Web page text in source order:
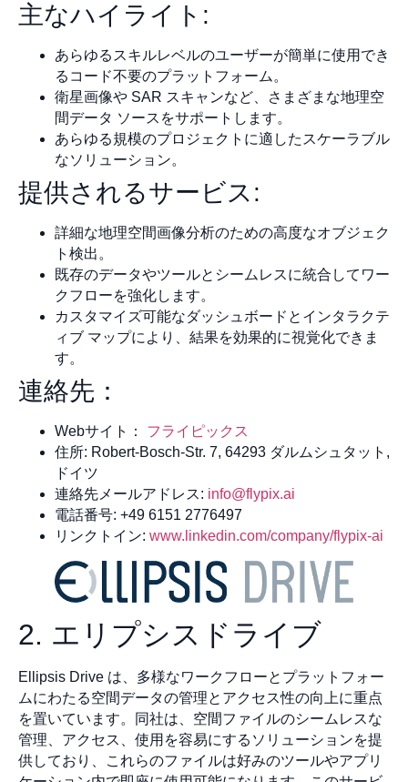
主なハイライト:
あらゆるスキルレベルのユーザーが簡単に使用でき
るコード不要のプラットフォーム。
衛星画像や SAR スキャンなど、さまざまな地理空
間データ ソースをサポートします。
あらゆる規模のプロジェクトに適したスケーラブル
なソリューション。
提供されるサービス:
詳細な地理空間画像分析のための高度なオブジェク
ト検出。
既存のデータやツールとシームレスに統合してワー
クフローを強化します。
カスタマイズ可能なダッシュボードとインタラクテ
ィブ マップにより、結果を効果的に視覚化できま
す。
連絡先：
Webサイト： フライピックス
住所: Robert-Bosch-Str. 7, 64293 ダルムシュタット,
ドイツ
連絡先メールアドレス: info@flypix.ai
電話番号: +49 6151 2776497
リンクトイン: www.linkedin.com/company/flypix-ai
2. エリプシスドライブ
Ellipsis Drive は、多様なワークフローとプラットフォー
ムにわたる空間データの管理とアクセス性の向上に重点
を置いています。同社は、空間ファイルのシームレスな
管理、アクセス、使用を容易にするソリューションを提
供しており、これらのファイルは好みのツールやアプリ